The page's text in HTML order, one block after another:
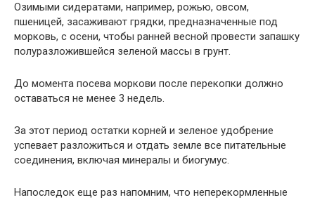
Озимыми сидератами, например, рожью, овсом,
пшеницей, засаживают грядки, предназначенные под
морковь, с осени, чтобы ранней весной провести запашку
полуразложившейся зеленой массы в грунт.
До момента посева моркови после перекопки должно
оставаться не менее 3 недель.
За этот период остатки корней и зеленое удобрение
успевает разложиться и отдать земле все питательные
соединения, включая минералы и биогумус.
Напоследок еще раз напомним, что неперекормленные